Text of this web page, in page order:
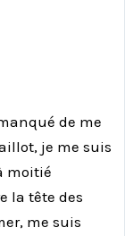
de me
je me suis
moitié
la tête des
me suis